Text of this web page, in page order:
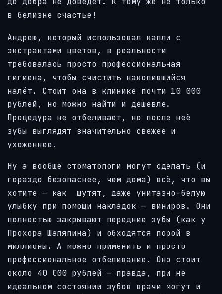
в белизне счастье!
Андрею, который использовал капли с
экстрактами цветов, в реальности
требовалась просто профессиональная
гигиена, чтобы счистить накопившийся
налёт. Стоит она в клинике почти 10 000
рублей, но можно найти и дешевле.
Процедура не отбеливает, но после неё
зубы выглядят значительно свежее и
ухоженнее.
Ну а вообще стоматологи могут сделать (и
гораздо безопаснее, чем дома) всё, что вы
хотите — как шутят, даже унитазно-белую
улыбку при помощи накладок — виниров. Они
полностью закрывают передние зубы (как у
Прохора Шаляпина) и обходятся порой в
миллионы. А можно применить и просто
профессиональное отбеливание.
Оно стоит
около 40 000 рублей — правда, при не
идеальном состоянии зубов врачи могут и